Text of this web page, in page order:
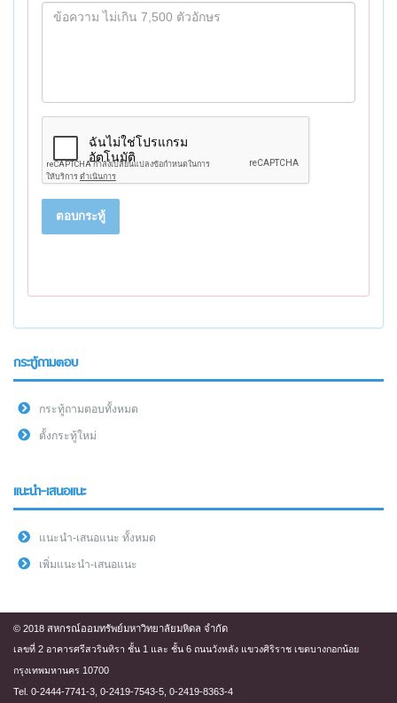
ตอบกระทู้
กระทู้ถามตอบ
กระทู้ถามตอบทั้งหมด
ตั้งกระทู้ใหม่
แนะนำ-เสนอแนะ
แนะนำ-เสนอแนะ ทั้งหมด
เพิ่มแนะนำ-เสนอแนะ
© 2018 สหกรณ์ออมทรัพย์มหาวิทยาลัยมหิดล จำกัด
เลขที่ 2 อาคารศรีสวรินทิรา ชั้น 1 และ ชั้น 6 ถนนวังหลัง แขวงศิริราช เขตบางกอกน้อย
กรุงเทพมหานคร 10700
Tel. 0-2444-7741-3, 0-2419-7543-5, 0-2419-8363-4